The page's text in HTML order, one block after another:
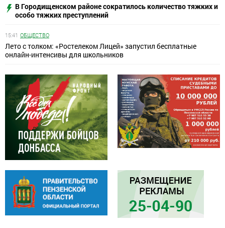
В Городищенском районе сократилось количество тяжких и
особо тяжких преступлений
15:41 ОБЩЕСТВО
Лето с толком: «Ростелеком Лицей» запустил бесплатные
онлайн-интенсивы для школьников